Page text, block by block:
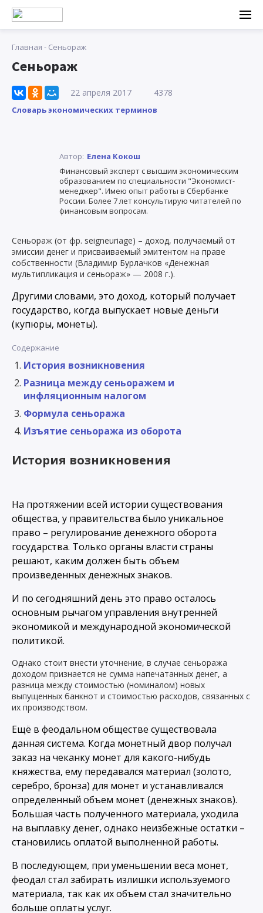
Главная - Сеньораж
Сеньораж
22 апреля 2017 4378
Словарь экономических терминов
Автор: Елена Кокош
Финансовый эксперт с высшим экономическим
образованием по специальности "Экономист-
менеджер". Имею опыт работы в Сбербанке
России. Более 7 лет консультирую читателей по
финансовым вопросам.
Сеньораж (от фр. seigneuriage) – доход, получаемый от
эмиссии денег и присваиваемый эмитентом на праве
собственности (Владимир Бурлачков «Денежная
мультипликация и сеньораж» — 2008 г.).
Другими словами, это доход, который получает
государство, когда выпускает новые деньги
(купюры, монеты).
Содержание
История возникновения
Разница между сеньоражем и
инфляционным налогом
Формула сеньоража
Изъятие сеньоража из оборота
История возникновения
На протяжении всей истории существования
общества, у правительства было уникальное
право – регулирование денежного оборота
государства. Только органы власти страны
решают, каким должен быть объем
произведенных денежных знаков.
И по сегодняшний день это право осталось
основным рычагом управления внутренней
экономикой и международной экономической
политикой.
Однако стоит внести уточнение, в случае сеньоража
доходом признается не сумма напечатанных денег, а
разница между стоимостью (номиналом) новых
выпущенных банкнот и стоимостью расходов, связанных с
их производством.
Ещё в феодальном обществе существовала
данная система. Когда монетный двор получал
заказ на чеканку монет для какого-нибудь
княжества, ему передавался материал (золото,
серебро, бронза) для монет и устанавливался
определенный объем монет (денежных знаков).
Большая часть полученного материала, уходила
на выплавку денег, однако неизбежные остатки –
становились оплатой выполненной работы.
В последующем, при уменьшении веса монет,
феодал стал забирать излишки используемого
материала, так как их объем стал значительно
больше оплаты услуг.